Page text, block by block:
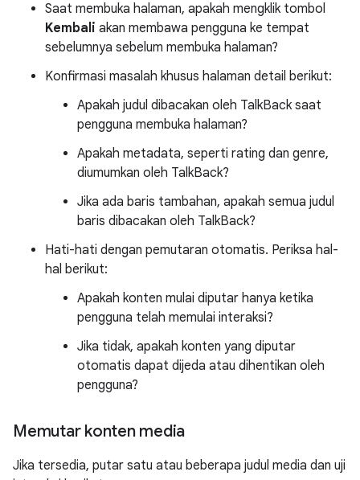
Saat membuka halaman, apakah mengklik tombol
Kembali akan membawa pengguna ke tempat
sebelumnya sebelum membuka halaman?
Konfirmasi masalah khusus halaman detail berikut:
Apakah judul dibacakan oleh TalkBack saat
pengguna membuka halaman?
Apakah metadata, seperti rating dan genre,
diumumkan oleh TalkBack?
Jika ada baris tambahan, apakah semua judul
baris dibacakan oleh TalkBack?
Hati-hati dengan pemutaran otomatis. Periksa hal-
hal berikut:
Apakah konten mulai diputar hanya ketika
pengguna telah memulai interaksi?
Jika tidak, apakah konten yang diputar
otomatis dapat dijeda atau dihentikan oleh
pengguna?
Memutar konten media
Jika tersedia, putar satu atau beberapa judul media dan uji